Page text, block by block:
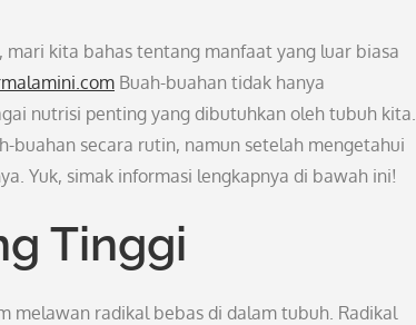
kita bahas tentang manfaat yang luar biasa
Buah-buahan tidak hanya
nutrisi penting yang dibutuhkan oleh tubuh kita.
buahan secara rutin, namun setelah mengetahui
Yuk, simak informasi lengkapnya di bawah ini!
Tinggi
melawan radikal bebas di dalam tubuh. Radikal